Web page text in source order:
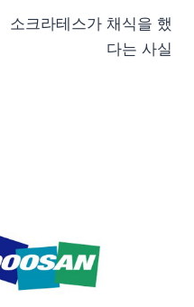
소크라테스가 채식을 했
다는 사실